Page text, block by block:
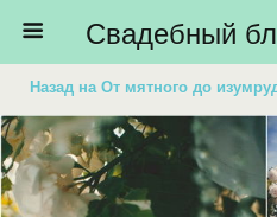
Назад на От мятного до